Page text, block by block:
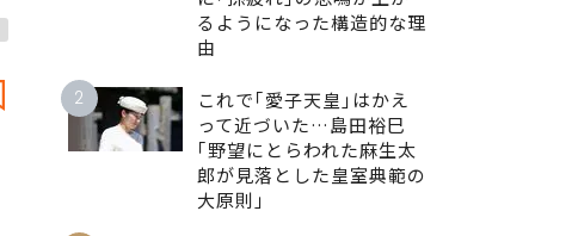
るようになった構造的な理
由
2
これで｢愛子天皇｣はかえ
って近づいた…島田裕巳
｢野望にとらわれた麻生太
郎が見落とした皇室典範の
大原則｣